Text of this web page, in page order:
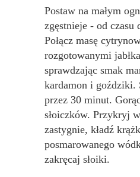
Postaw na małym
zgęstnieje - od czasu
Połącz masę
rozgotowanymi
sprawdzając smak
kardamon i goździki.
przez 30 minut.
słoiczków. Przykryj
zastygnie, kładź
posmarowanego
zakręcaj słoiki.